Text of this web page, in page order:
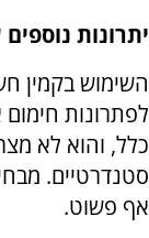
יתרונות
השימוש בקמין
לפתרונות
כלל, והוא לא
סטנדרטיים.
אף פשוט.